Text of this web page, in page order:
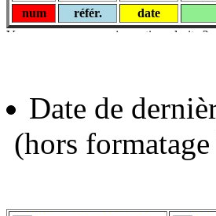
num
référ. date
Date de
(hors